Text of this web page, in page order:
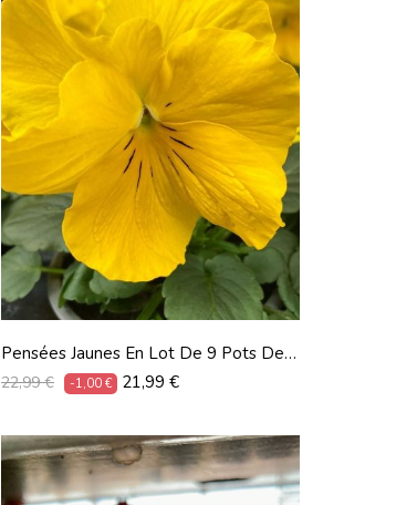
Pensées Jaunes En Lot De 9 Pots De 9
Cm
Prix
22,99 € -1,00 € Prix
21,99 €